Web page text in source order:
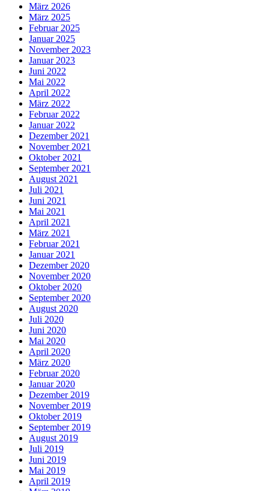
März 2026
März 2025
Februar 2025
Januar 2025
November 2023
Januar 2023
Juni 2022
Mai 2022
April 2022
März 2022
Februar 2022
Januar 2022
Dezember 2021
November 2021
Oktober 2021
September 2021
August 2021
Juli 2021
Juni 2021
Mai 2021
April 2021
März 2021
Februar 2021
Januar 2021
Dezember 2020
November 2020
Oktober 2020
September 2020
August 2020
Juli 2020
Juni 2020
Mai 2020
April 2020
März 2020
Februar 2020
Januar 2020
Dezember 2019
November 2019
Oktober 2019
September 2019
August 2019
Juli 2019
Juni 2019
Mai 2019
April 2019